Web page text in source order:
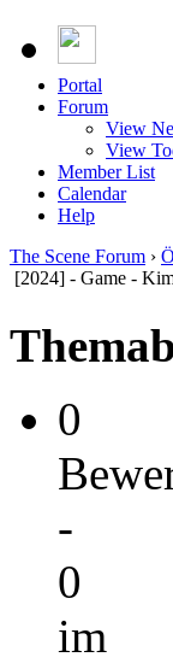
Portal
Forum
View
View
Member List
Calendar
Help
The Scene Forum ›
[2024] - Game -
0
-
0
im